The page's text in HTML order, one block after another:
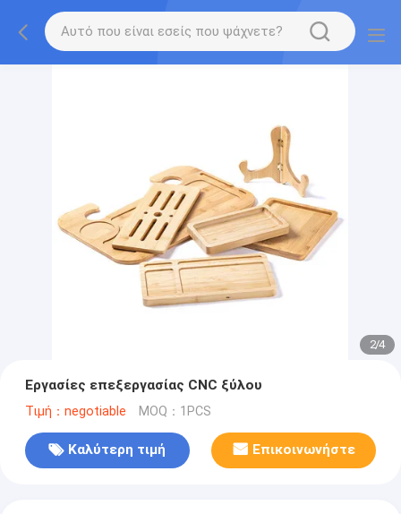
2/4
Εργασίες επεξεργασίας CNC ξύλου
Τιμή：negotiable MOQ：1PCS
Καλύτερη τιμή Επικοινωνήστε